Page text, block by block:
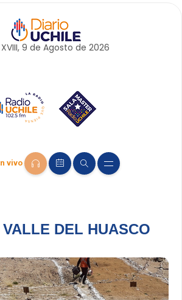
9 de Agosto de 2026
vivo
VALLE DEL HUASCO